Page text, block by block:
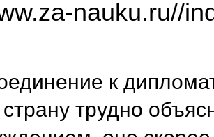
nauku.ru//
к
трудно